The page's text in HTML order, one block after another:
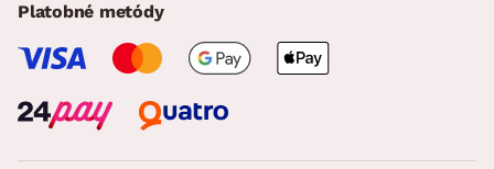
Platobné metódy